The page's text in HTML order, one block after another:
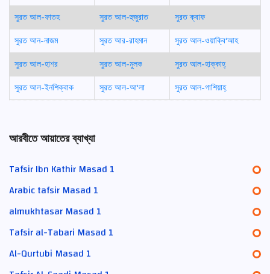
সুরত আল-ফাতহ
সুরত আল-হুজুরাত
সুরত ক্বাফ
সুরত আন-নাজম
সুরত আর-রাহমান
সুরত আল-ওয়াক্বি‘আহ
সুরত আল-হাশর
সুরত আল-মুলক
সুরত আল-হাক্কাহ্
সুরত আল-ইনশিক্বাক
সুরত আল-আ‘লা সুরত আল-গাশিয়াহ্
আরবীতে আয়াতের ব্যাখ্যা
Tafsir Ibn Kathir Masad 1
Arabic tafsir Masad 1
almukhtasar Masad 1
Tafsir al-Tabari Masad 1
Al-Qurtubi Masad 1